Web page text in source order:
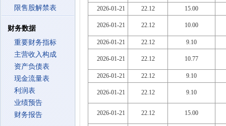
限售股解禁表
财务数据
重要财务指标
主营收入构成
资产负债表
现金流量表
利润表
业绩预告
财务报告
2026-01-21 22.12 15.00
2026-01-21 22.12 10.00
2026-01-21 22.12 9.10
2026-01-21 22.12 10.77
2026-01-21 22.12 9.10
2026-01-21 22.12 9.10
2026-01-21 22.12 15.00